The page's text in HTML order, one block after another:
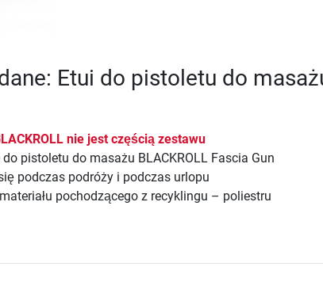
Etui do pistoletu do
nie jest częścią zestawu
pistoletu do masażu BLACKROLL Fascia Gun
podczas podróży i podczas urlopu
pochodzącego z recyklingu – poliestru